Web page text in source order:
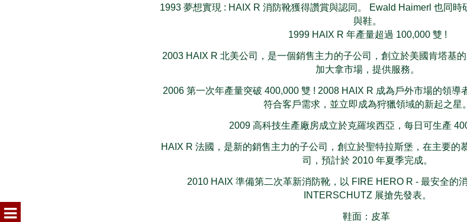
1993 夢想實現 : HAIX R 消防靴獲得讚賞與認同。 Ewald Haimerl 也同時
與鞋。
1999 HAIX R 年產量超過 100,000 雙 !
2003 HAIX R 北美公司，是一個銷售主力的子公司，創立於美國肯塔基
加大拿市場，提供服務。
2006 第一次年產量突破 400,000 雙 ! 2008 HAIX R 成為戶外市場的領導
符合客戶需求，並立即成為狩獵領域的新起之星。
2009 高科技生產廠房成立於克羅埃西亞，每日可生產
HAIX R 法國，是新的銷售主力的子公司，創立於聖特拉斯堡，在主要的
司，預計於 2010 年夏季完成。
2010 HAIX 準備第二次革新消防靴，以 FIRE HERO R - 最安全的
INTERSCHUTZ 展搶先發表。
鞋面： 皮革